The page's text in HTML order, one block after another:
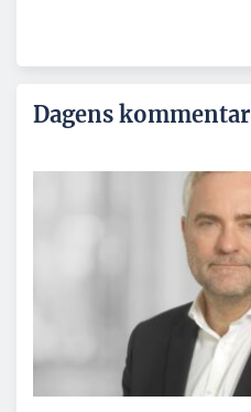
Dagens kommentar